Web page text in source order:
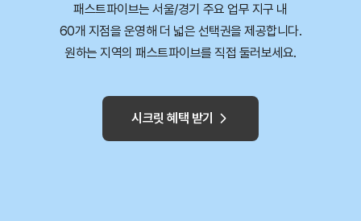
패스트파이브는 서울/경기 주요 업무 지구 내
60개 지점을 운영해 더 넓은 선택권을 제공합니다.
원하는 지역의 패스트파이브를 직접 둘러보세요.
시크릿 혜택 받기